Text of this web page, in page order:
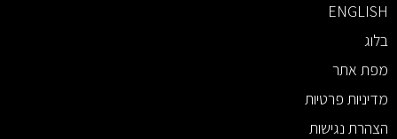
ENGLISH
בלוג
מפת אתר
מדיניות פרטיות
הצהרת נגישות